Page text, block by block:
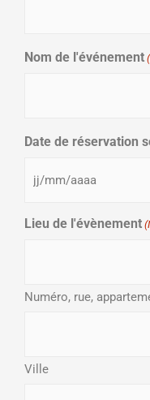
Nom de l'événement
Date de réservation
Lieu de l'évènement
Numéro, rue,
Ville